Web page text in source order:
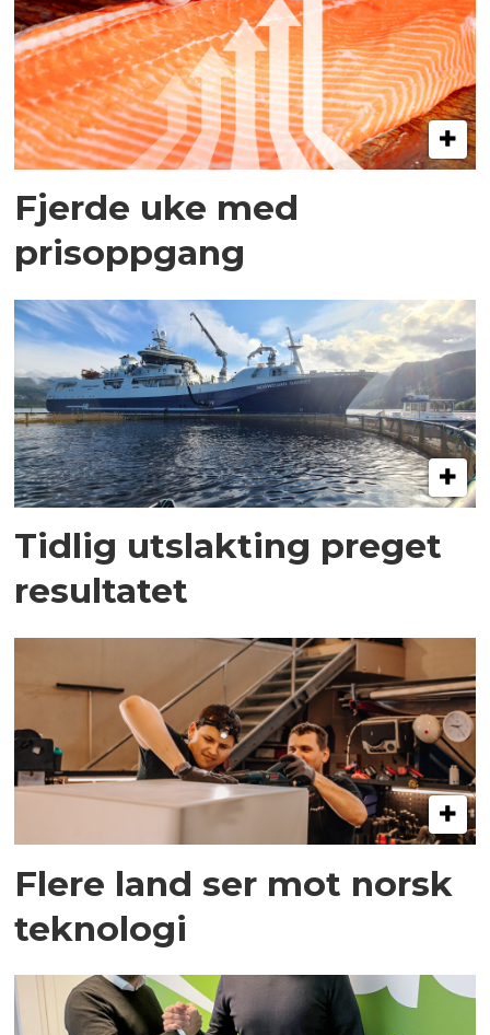
Fjerde uke med
prisoppgang
Tidlig utslakting preget
resultatet
Flere land ser mot norsk
teknologi